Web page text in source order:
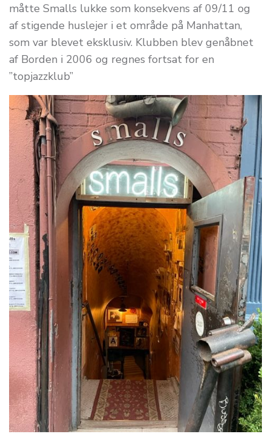
måtte Smalls lukke som konsekvens af 09/11 og
af stigende huslejer i et område på Manhattan,
som var blevet eksklusiv. Klubben blev genåbnet
af Borden i 2006 og regnes fortsat for en
”topjazzklub”